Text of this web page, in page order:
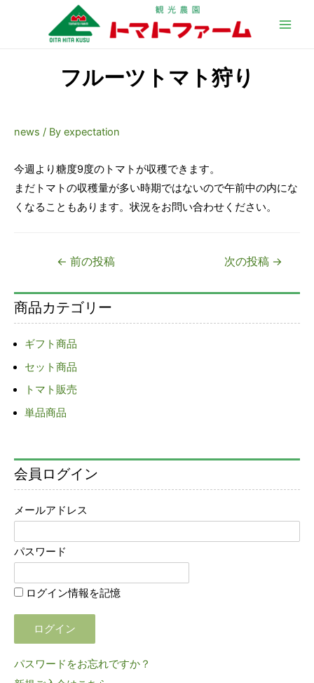
フルーツトマト狩り
news / By expectation
今週より糖度9度のトマトが収穫できます。
まだトマトの収穫量が多い時期ではないので午前中の内にな
くなることもあります。状況をお問い合わせください。
ナ
ビ
シ
ョ
ン
← 前の投稿 次の投稿 →
商品カテゴリー
ギフト商品
セット商品
トマト販売
単品商品
会員ログイン
メールアドレス
パスワード
ログイン情報を記憶
パスワードをお忘れですか？